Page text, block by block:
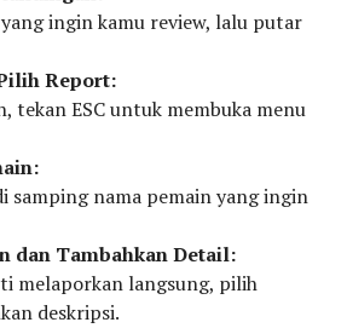
ingin kamu review, lalu putar
Report:
tekan ESC untuk membuka menu
samping nama pemain yang ingin
dan Tambahkan Detail:
melaporkan langsung, pilih
deskripsi.